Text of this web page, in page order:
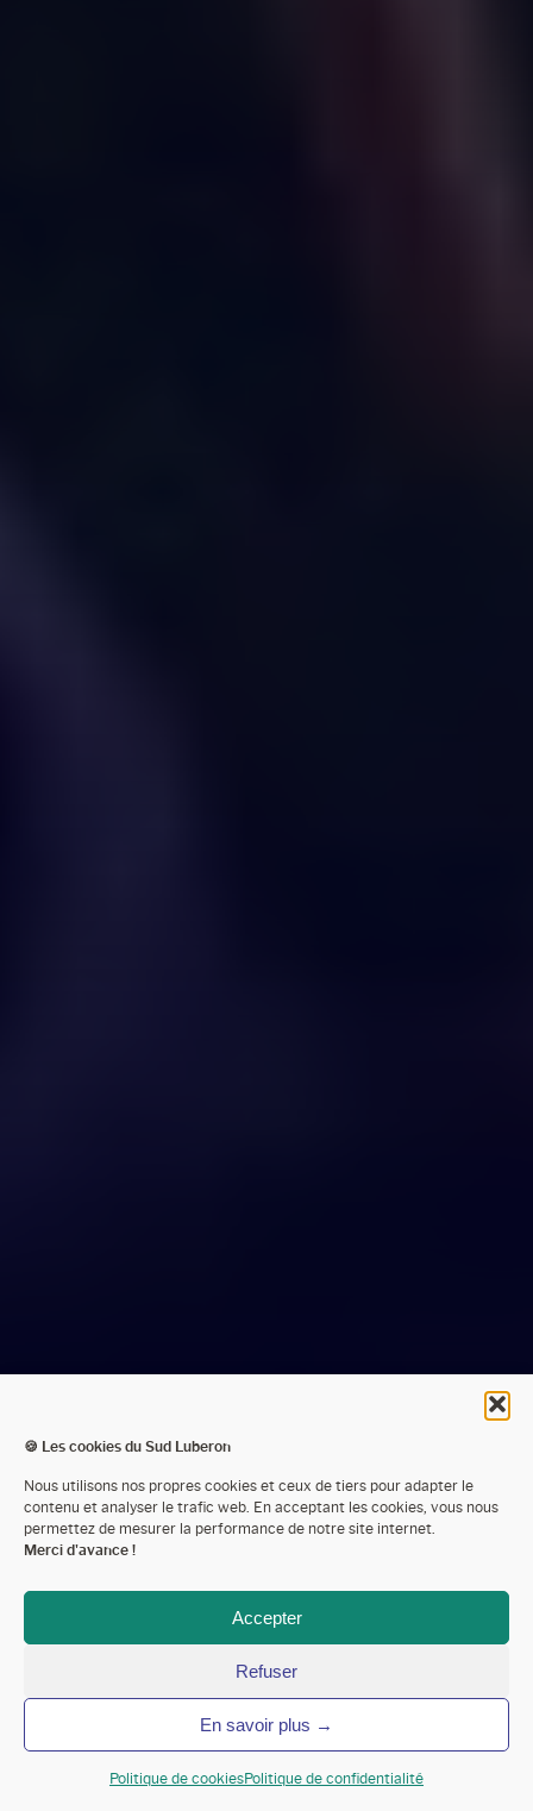
🍪 Les cookies du Sud Luberon
Nous utilisons nos propres cookies et ceux de tiers pour adapter le
contenu et analyser le trafic web. En acceptant les cookies, vous nous
permettez de mesurer la performance de notre site internet.
Merci d'avance !
Accepter
Refuser
En savoir plus →
Politique de cookiesPolitique de confidentialité
EVÉNEMENTS DANS
LES DOMAINES
VITICOLES
Sud Luberon Tourisme
L’agenda des sorties
Evénements dans les domaines viticoles